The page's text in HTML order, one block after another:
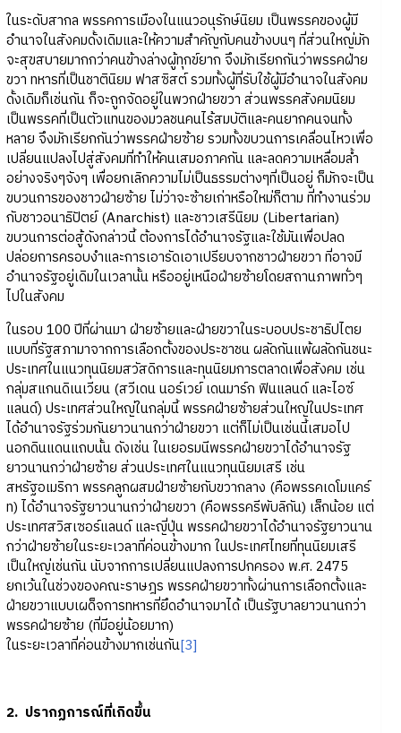
ในระดับสากล พรรคการเมืองในแนวอนุรักษ์นิยม เป็นพรรคของผู้มี
อำนาจในสังคมดั้งเดิมและให้ความสำคัญกับคนข้างบนๆ ที่ส่วนใหญ่มัก
จะสุขสบายมากกว่าคนข้างล่างผู้ทุกข์ยาก จึงมักเรียกกันว่าพรรคฝ่าย
ขวา ทหารที่เป็นชาตินิยม ฟาสซิสต์ รวมทั้งผู้ที่รับใช้ผู้มีอำนาจในสังคม
ดั้งเดิมก็เช่นกัน ก็จะถูกจัดอยู่ในพวกฝ่ายขวา ส่วนพรรคสังคมนิยม
เป็นพรรคที่เป็นตัวแทนของมวลชนคนไร้สมบัติและคนยากคนจนทั้ง
หลาย จึงมักเรียกกันว่าพรรคฝ่ายซ้าย รวมทั้งขบวนการเคลื่อนไหวเพื่อ
เปลี่ยนแปลงไปสู่สังคมที่ทำให้คนเสมอภาคกัน และลดความเหลื่อมล้ำ
อย่างจริงๆจังๆ เพื่อยกเลิกความไม่เป็นธรรมต่างๆที่เป็นอยู่ ก็มักจะเป็น
ขบวนการของชาวฝ่ายซ้าย ไม่ว่าจะซ้ายเก่าหรือใหม่ก็ตาม ที่ทำงานร่วม
กับชาวอนาธิปัตย์ (Anarchist) และชาวเสรีนิยม (Libertarian)
ขบวนการต่อสู้ดังกล่าวนี้ ต้องการได้อำนาจรัฐและใช้มันเพื่อปลด
ปล่อยการครอบงำและการเอารัดเอาเปรียบจากชาวฝ่ายขวา ที่อาจมี
อำนาจรัฐอยู่เดิมในเวลานั้น หรืออยู่เหนือฝ่ายซ้ายโดยสถานภาพทั่วๆ
ไปในสังคม
ในรอบ 100 ปีที่ผ่านมา ฝ่ายซ้ายและฝ่ายขวาในระบอบประชาธิปไตย
แบบที่รัฐสภามาจากการเลือกตั้งของประชาชน ผลัดกันแพ้ผลัดกันชนะ
ประเทศในแนวทุนนิยมสวัสดิการและทุนนิยมการตลาดเพื่อสังคม เช่น
กลุ่มสแกนดิเนเวียน (สวีเดน นอร์เวย์ เดนมาร์ก ฟินแลนด์ และไอซ์
แลนด์) ประเทศส่วนใหญ่ในกลุ่มนี้ พรรคฝ่ายซ้ายส่วนใหญ่ในประเทศ
ได้อำนาจรัฐร่วมกันยาวนานกว่าฝ่ายขวา แต่ก็ไม่เป็นเช่นนี้เสมอไป
นอกดินแดนแถบนั้น ดังเช่น ในเยอรมนีพรรคฝ่ายขวาได้อำนาจรัฐ
ยาวนานกว่าฝ่ายซ้าย ส่วนประเทศในแนวทุนนิยมเสรี เช่น
สหรัฐอเมริกา พรรคลูกผสมฝ่ายซ้ายกับขวากลาง (คือพรรคเดโมแคร์
ท) ได้อำนาจรัฐยาวนานกว่าฝ่ายขวา (คือพรรครีพับลิกัน) เล็กน้อย แต่
ประเทศสวิสเซอร์แลนด์ และญี่ปุ่น พรรคฝ่ายขวาได้อำนาจรัฐยาวนาน
กว่าฝ่ายซ้ายในระยะเวลาที่ค่อนข้างมาก ในประเทศไทยที่ทุนนิยมเสรี
เป็นใหญ่เช่นกัน นับจากการเปลี่ยนแปลงการปกครอง พ.ศ. 2475
ยกเว้นในช่วงของคณะราษฎร พรรคฝ่ายขวาทั้งผ่านการเลือกตั้งและ
ฝ่ายขวาแบบเผด็จการทหารที่ยึดอำนาจมาได้ เป็นรัฐบาลยาวนานกว่า
พรรคฝ่ายซ้าย (ที่มีอยู่น้อยมาก)
ในระยะเวลาที่ค่อนข้างมากเช่นกัน[3]
2. ปรากฏการณ์ที่เกิดขึ้น